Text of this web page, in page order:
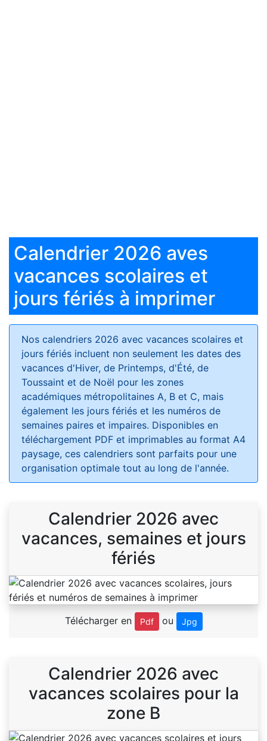
Calendrier 2026 aves
vacances scolaires et
jours fériés à imprimer
Nos calendriers 2026 avec vacances scolaires et
jours fériés incluent non seulement les dates des
vacances d'Hiver, de Printemps, d'Été, de
Toussaint et de Noël pour les zones
académiques métropolitaines A, B et C, mais
également les jours fériés et les numéros de
semaines paires et impaires. Disponibles en
téléchargement PDF et imprimables au format A4
paysage, ces calendriers sont parfaits pour une
organisation optimale tout au long de l'année.
Calendrier 2026 avec
vacances, semaines et jours
fériés
Télécharger en Pdf ou Jpg
Calendrier 2026 avec
vacances scolaires pour la
zone B